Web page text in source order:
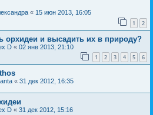
« 15 июн 2013, 16:05
1 2
орхидеи и высадить их в природу?
D « 02 янв 2013, 21:10
1 2 3 4 5 6
« 31 дек 2012, 16:35
D « 31 дек 2012, 15:16